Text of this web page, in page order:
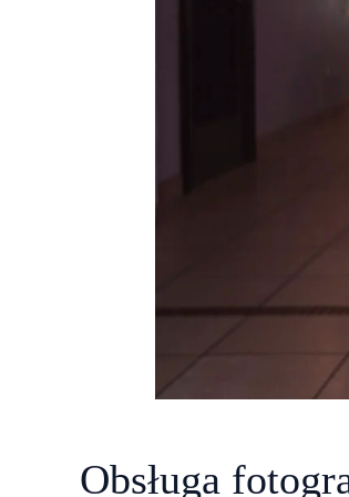
Obsługa